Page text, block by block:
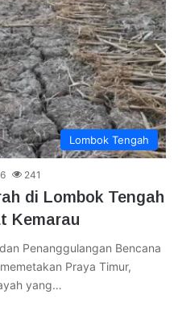
Lombok Tengah
241
di Lombok Tengah
Kemarau
Penanggulangan Bencana
Praya Timur,
yang…